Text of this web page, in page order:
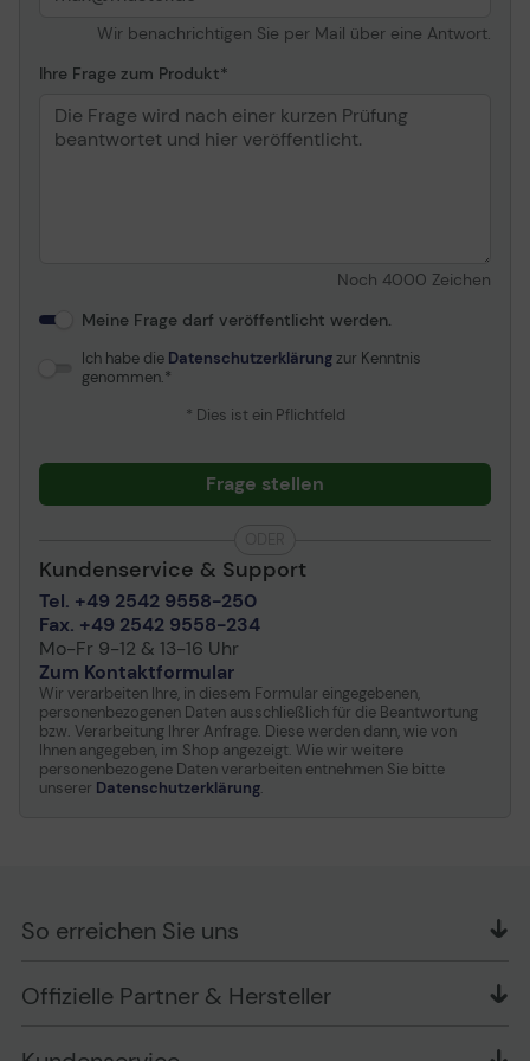
stabilen und entspannten Position zu halten, so dass
kann. Stellen Sie den Widerstand des Sticks nach Ihren
gewichtet, um die Stabilität während derGaming
Sessions zu erhöhen.
Wir benachrichtigen Sie per Mail über eine Antwort.
Ihre Frage zum Produkt
Noch 4000 Zeichen
Meine Frage darf veröffentlicht werden.
Ich habe die Datenschutzerklärungzur Kenntnis
genommen.
* Dies ist ein Pflichtfeld
Frage stellen
Kundenservice & Support
Tel. +49 2542 9558-250
Fax. +49 2542 9558-234
Mo-Fr 9-12 & 13-16 Uhr
Zum Kontaktformular
Wir verarbeiten Ihre, in diesem Formular eingegebenen,
personenbezogenen Daten ausschließlich für die Beantwortung
bzw. Verarbeitung Ihrer Anfrage. Diese werden dann, wie von
Ihnen angegeben, im Shop angezeigt. Wie wir weitere
personenbezogene Daten verarbeiten entnehmen Sie bitte
unserer Datenschutzerklärung.
Offizielle Partner & Hersteller
So erreichen Sie uns
Schlesierring 35